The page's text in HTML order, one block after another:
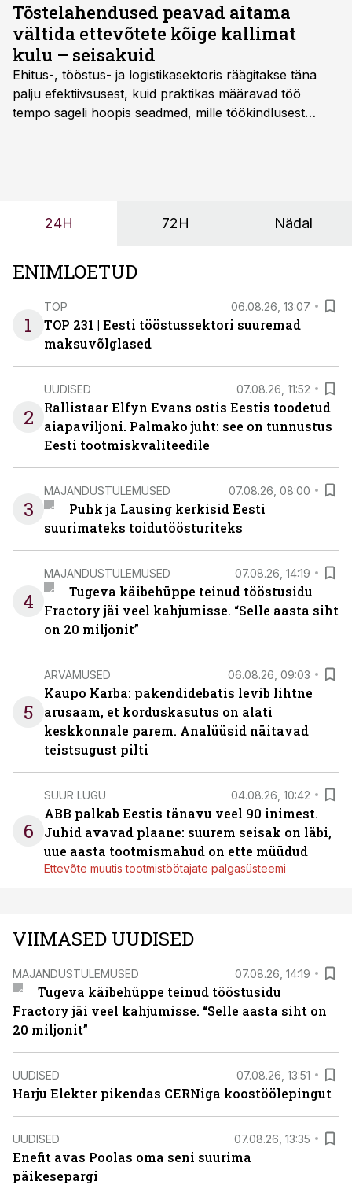
Tõstelahendused peavad aitama
vältida ettevõtete kõige kallimat
kulu – seisakuid
Ehitus-, tööstus- ja logistikasektoris räägitakse täna
palju efektiivsusest, kuid praktikas määravad töö
tempo sageli hoopis seadmed, mille töökindlusest
24H 72H Nädal
ENIMLOETUD
1
TOP 06.08.26, 13:07
TOP 231 | Eesti tööstussektori suuremad
maksuvõlglased
2
UUDISED 07.08.26, 11:52
Rallistaar Elfyn Evans ostis Eestis toodetud
aiapaviljoni. Palmako juht: see on tunnustus
Eesti tootmiskvaliteedile
3
MAJANDUSTULEMUSED 07.08.26, 08:00
Puhk ja Lausing kerkisid Eesti
suurimateks toidutöösturiteks
4
MAJANDUSTULEMUSED 07.08.26, 14:19
Tugeva käibehüppe teinud tööstusidu
Fractory jäi veel kahjumisse. “Selle aasta siht
on 20 miljonit”
5
ARVAMUSED 06.08.26, 09:03
Kaupo Karba: pakendidebatis levib lihtne
arusaam, et korduskasutus on alati
keskkonnale parem. Analüüsid näitavad
teistsugust pilti
6
SUUR LUGU 04.08.26, 10:42
ABB palkab Eestis tänavu veel 90 inimest.
Juhid avavad plaane: suurem seisak on läbi,
uue aasta tootmismahud on ette müüdud
Ettevõte muutis tootmistöötajate palgasüsteemi
VIIMASED UUDISED
MAJANDUSTULEMUSED 07.08.26, 14:19
Tugeva käibehüppe teinud tööstusidu
Fractory jäi veel kahjumisse. “Selle aasta siht on
20 miljonit”
UUDISED 07.08.26, 13:51
Harju Elekter pikendas CERNiga koostöölepingut
UUDISED 07.08.26, 13:35
Enefit avas Poolas oma seni suurima
päikesepargi